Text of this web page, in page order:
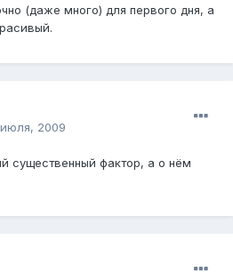
(даже много) для первого дня, а
2009
существенный фактор, а о нём